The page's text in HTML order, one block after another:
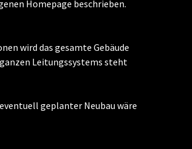
Homepage beschrieben.
wird das gesamte Gebäude
Leitungssystems steht
geplanter Neubau wäre